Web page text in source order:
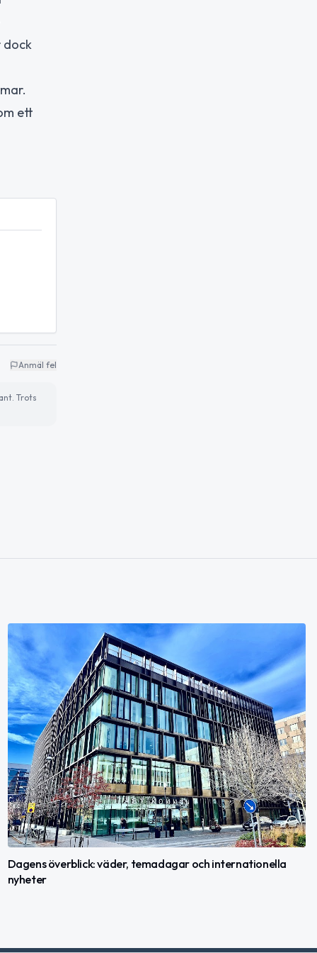
ett
Anmäl fel
Trots
Dagens överblick: väder, temadagar och internationella
nyheter